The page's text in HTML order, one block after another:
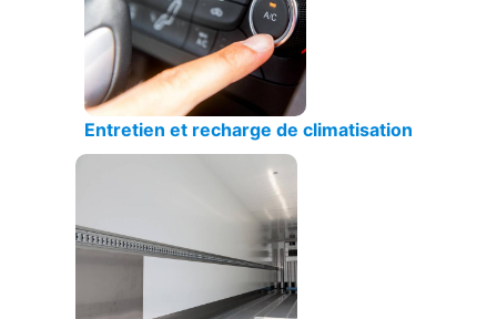
Entretien et recharge de climatisation